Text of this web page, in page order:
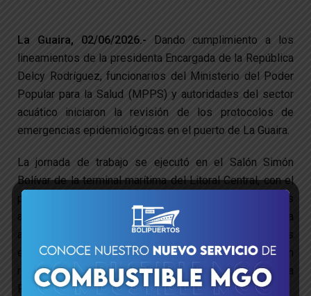
La Guaira, 02/06/2026.- Dando cumplimiento a los
lineamientos de la presidenta Encargada de la República
Delcy Rodríguez, funcionarios del Ministerio del Poder
Popular para la Salud (MPPS) y autoridades del sector
acuático iniciaron la revisión de los protocolos de
emergencias epidemiológicas en el puerto de La Guaira.
La jornada de trabajo se ejecutó en el Salón Simón
Bolívar de la terminal marítima del Litoral Central, con el
propósito de engranar y coordinar las diversas acciones
a tomar de manera conjunta en caso de generarse una
alerta en aguas nacionales, en concordancia a las alertas
emitidas por la Organización Mundial de la Salud en
relación al nuevo brote del Ébola, originado en la
República del Congo y Uganda.